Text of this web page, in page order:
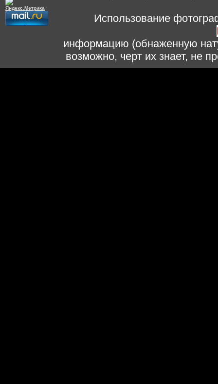
Использование
информацию (обнаженную
возможно, черт их знает, не